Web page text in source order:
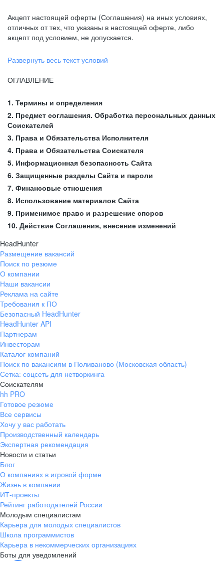
Акцепт настоящей оферты (Соглашения) на иных условиях,
отличных от тех, что указаны в настоящей оферте, либо
акцепт под условием, не допускается.
Развернуть весь текст условий
ОГЛАВЛЕНИЕ
1. Термины и определения
2. Предмет соглашения. Обработка персональных данных
Соискателей
3. Права и Обязательства Исполнителя
4. Права и Обязательства Соискателя
5. Информационная безопасность Сайта
6. Защищенные разделы Сайта и пароли
7. Финансовые отношения
8. Использование материалов Сайта
9. Применимое право и разрешение споров
10. Действие Соглашения, внесение изменений
HeadHunter
Размещение вакансий
Поиск по резюме
О компании
Наши вакансии
Реклама на сайте
Требования к ПО
Безопасный HeadHunter
HeadHunter API
Партнерам
Инвесторам
Каталог компаний
Поиск по вакансиям в Поливаново (Московская область)
Сетка: соцсеть для нетворкинга
Соискателям
hh PRO
Готовое резюме
Все сервисы
Хочу у вас работать
Производственный календарь
Экспертная рекомендация
Новости и статьи
Блог
О компаниях в игровой форме
Жизнь в компании
ИТ-проекты
Рейтинг работодателей России
Молодым специалистам
Карьера для молодых специалистов
Школа программистов
Карьера в некоммерческих организациях
Боты для уведомлений